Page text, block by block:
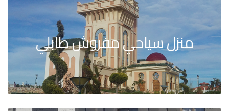
منزل سياحي مفروش طابلي